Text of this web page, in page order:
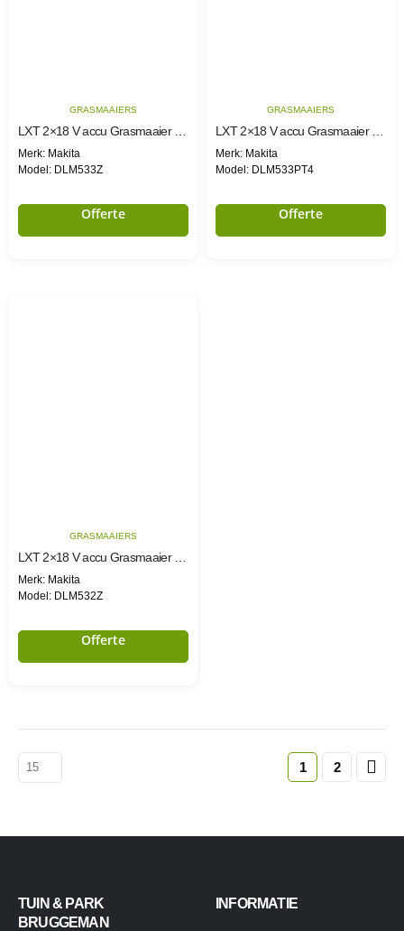
GRASMAAIERS
LXT 2×18 V accu Grasmaaier 53 cm
Merk: Makita
Model: DLM533Z
Offerte
GRASMAAIERS
LXT 2×18 V accu Grasmaaier 53 cm
Merk: Makita
Model: DLM533PT4
Offerte
GRASMAAIERS
Merk: Makita
Model: DLM532Z
Offerte
1 2
TUIN & PARK
BRUGGEMAN
INFORMATIE